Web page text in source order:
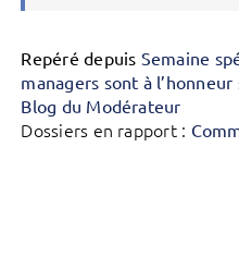
Repéré depuis Semaine
managers sont à
Blog du Modérateur
Dossiers en rapport :